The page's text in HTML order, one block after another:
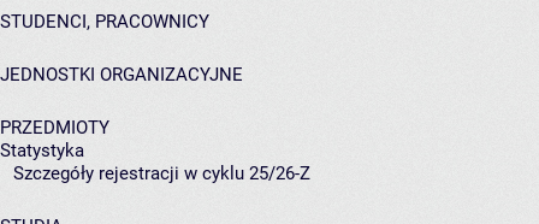
STUDENCI, PRACOWNICY
JEDNOSTKI ORGANIZACYJNE
PRZEDMIOTY
Statystyka
Szczegóły rejestracji w cyklu 25/26-Z